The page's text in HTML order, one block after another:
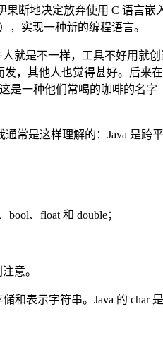
断地决定放弃使用 C 语言嵌
，实现一种新的编程语言。
人就是不一样，工具不好用就
，其他人也觉得甚好。后来
是一种他们常喝的咖啡的名字
常是这样理解的：Java 是跨
bool、float 和 double；
意。
和表示字符串。Java 的 char